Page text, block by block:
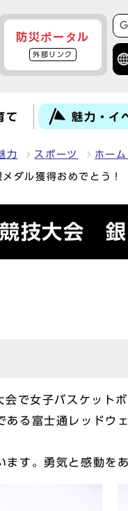
防災ポータル
外部リンク
て 魅力・イ
力 スポーツ ホー
ダル獲得おめでとう！
技大会 銀
で女子バスケット
ある富士通レッドウ
す。勇気と感動を